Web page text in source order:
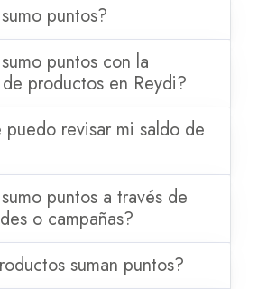
puntos?
puntos con la
productos en Reydi?
puedo revisar mi saldo de
puntos a través de
o campañas?
suman puntos?